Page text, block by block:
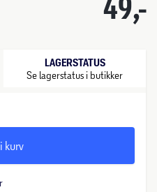
49,-
LAGERSTATUS
Se lagerstatus i butikker
kurv